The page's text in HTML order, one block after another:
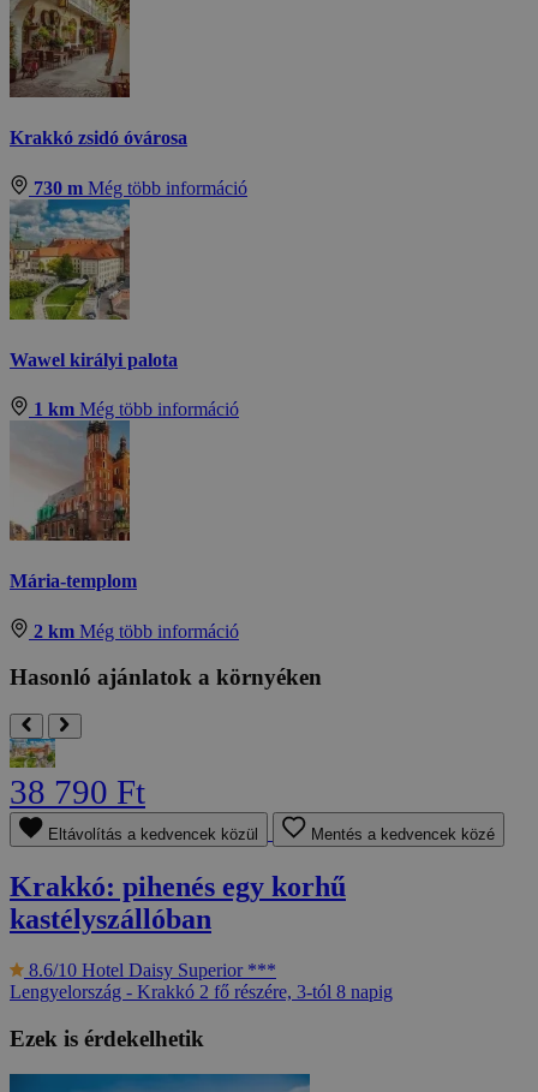
Krakkó zsidó óvárosa
730 m Még több információ
Wawel királyi palota
1 km Még több információ
Mária-templom
2 km Még több információ
Hasonló ajánlatok a környéken
38 790 Ft
Eltávolítás a kedvencek közül Mentés a kedvencek közé
Krakkó: pihenés egy korhű
kastélyszállóban
8.6/10 Hotel Daisy Superior ***
Lengyelország - Krakkó 2 fő részére, 3-tól 8 napig
Ezek is érdekelhetik